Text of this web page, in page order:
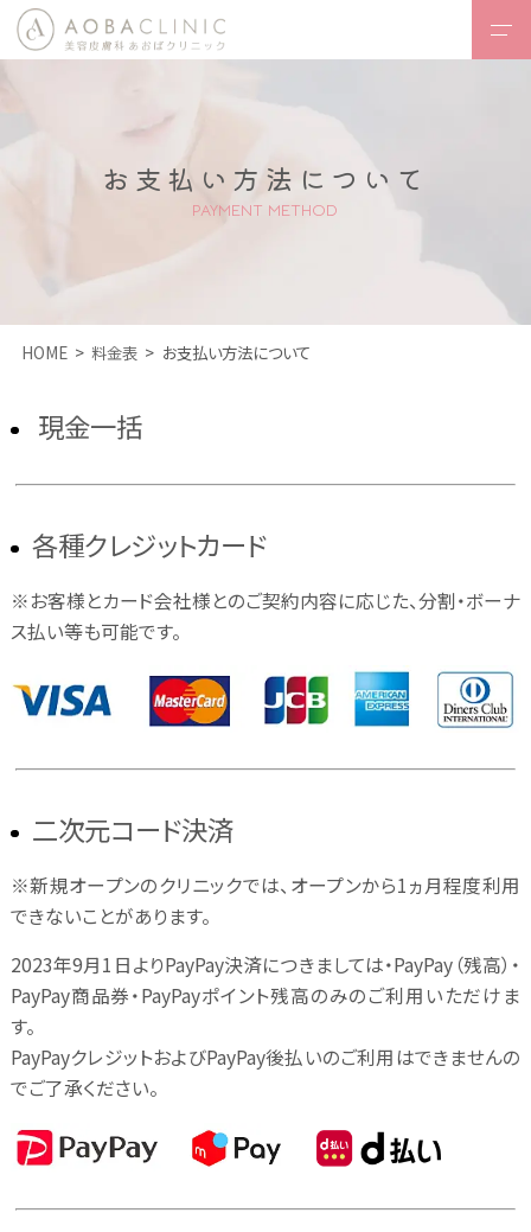
- 医療レーザー
- フェイスデザイン
- ボディデザイン
料金表
Q&A初めての方へ
クリニック紹介
未成年者施術同意書ダウンロードページ
WEB予約はこちら
キャンセル枠予約サイト
各医院へのお電話でのご予約
あおばクリニックBLOG
お支払い方法について
PAYMENT METHOD
HOME 料金表 お支払い方法について
現金一括
各種クレジットカード
※お客様とカード会社様とのご契約内容に応じた、分割・ボーナ
ス払い等も可能です。
二次元コード決済
※新規オープンのクリニックでは、オープンから1ヵ月程度利用
できないことがあります。
2023年9月1日よりPayPay決済につきましては・PayPay（残高）・
PayPay商品券・PayPayポイント残高のみのご利用いただけま
す。
PayPayクレジットおよびPayPay後払いのご利用はできませんの
でご了承ください。